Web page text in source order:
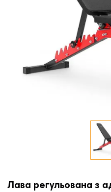
Лава регульована з